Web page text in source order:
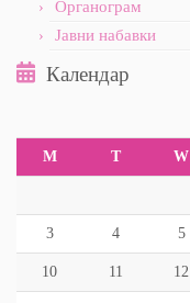
Органограм
Јавни набавки
Календар
M T W
3 4 5
10 11 12